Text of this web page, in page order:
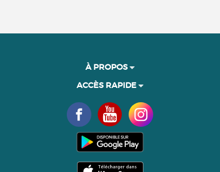
À PROPOS
ACCÈS RAPIDE